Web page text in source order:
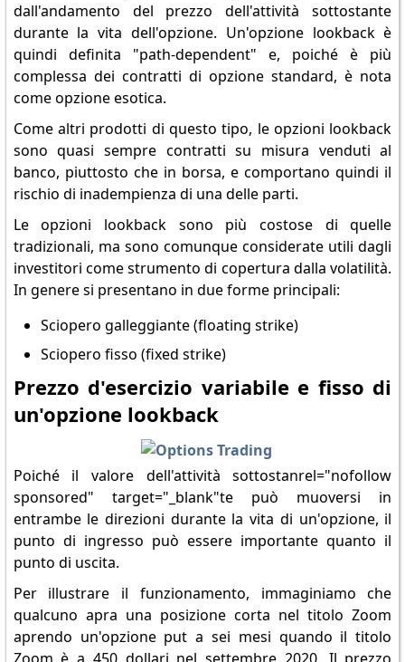
dall'andamento del prezzo dell'attività sottostante
durante la vita dell'opzione. Un'opzione lookback è
quindi definita "path-dependent" e, poiché è più
complessa dei contratti di opzione standard, è nota
come opzione esotica.
Come altri prodotti di questo tipo, le opzioni lookback
sono quasi sempre contratti su misura venduti al
banco, piuttosto che in borsa, e comportano quindi il
rischio di inadempienza di una delle parti.
Le opzioni lookback sono più costose di quelle
tradizionali, ma sono comunque considerate utili dagli
investitori come strumento di copertura dalla volatilità.
In genere si presentano in due forme principali:
Sciopero galleggiante (floating strike)
Sciopero fisso (fixed strike)
Prezzo d'esercizio variabile e fisso di
un'opzione lookback
Poiché il valore dell'attività sottostanrel="nofollow
sponsored" target="_blank"te può muoversi in
entrambe le direzioni durante la vita di un'opzione, il
punto di ingresso può essere importante quanto il
punto di uscita.
Per illustrare il funzionamento, immaginiamo che
qualcuno apra una posizione corta nel titolo Zoom
aprendo un'opzione put a sei mesi quando il titolo